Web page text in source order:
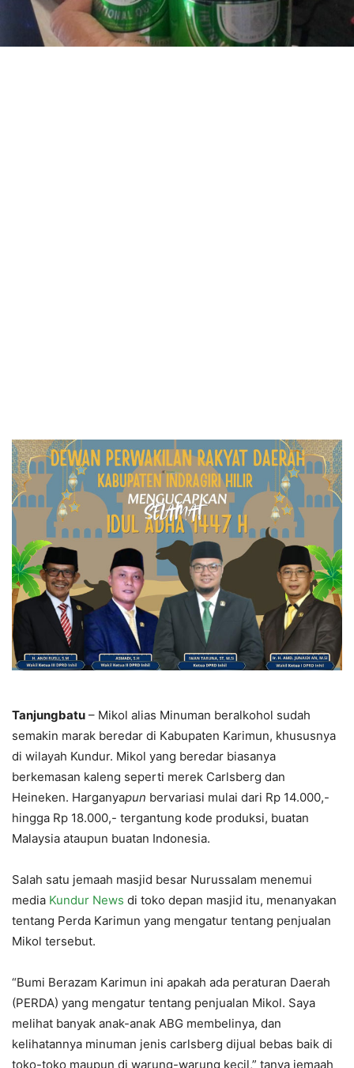
Tanjungbatu – Mikol alias Minuman beralkohol sudah
semakin marak beredar di Kabupaten Karimun, khususnya
di wilayah Kundur. Mikol yang beredar biasanya
berkemasan kaleng seperti merek Carlsberg dan
Heineken. Harganyapun bervariasi mulai dari Rp 14.000,-
hingga Rp 18.000,- tergantung kode produksi, buatan
Malaysia ataupun buatan Indonesia.
Salah satu jemaah masjid besar Nurussalam menemui
media Kundur News di toko depan masjid itu, menanyakan
tentang Perda Karimun yang mengatur tentang penjualan
Mikol tersebut.
“Bumi Berazam Karimun ini apakah ada peraturan Daerah
(PERDA) yang mengatur tentang penjualan Mikol. Saya
melihat banyak anak-anak ABG membelinya, dan
kelihatannya minuman jenis carlsberg dijual bebas baik di
toko-toko maupun di warung-warung kecil,” tanya jemaah